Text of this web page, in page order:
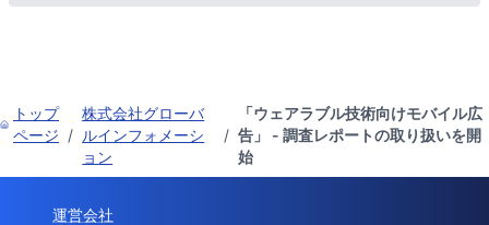
トップ
ページ /
株式会社グローバ
ルインフォメーシ
ョン
/
「ウェアラブル技術向けモバイル広
告」 - 調査レポートの取り扱いを開
始
運営会社